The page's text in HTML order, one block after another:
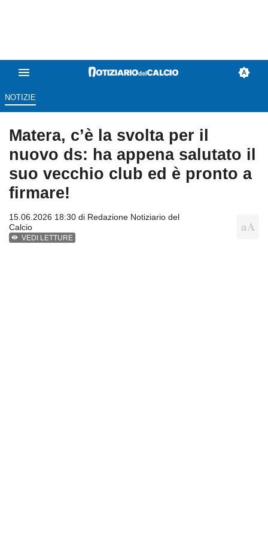
NOTIZIE
Matera, c’è la svolta per il
nuovo ds: ha appena salutato il
suo vecchio club ed è pronto a
firmare!
15.06.2026 18:30 di Redazione Notiziario del
Calcio
VEDI LETTURE